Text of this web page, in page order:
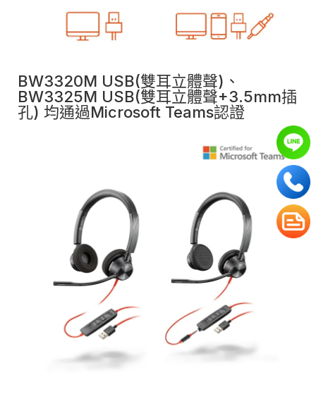
BW3320M USB(雙耳立體聲)、
BW3325M USB(雙耳立體聲+3.5mm插
孔) 均通過Microsoft Teams認證